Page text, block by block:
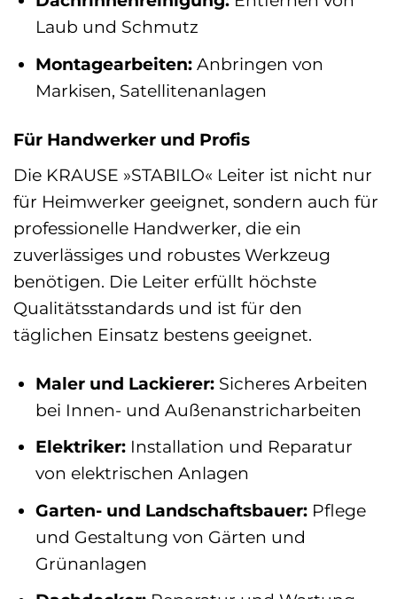
Laub und Schmutz
Montagearbeiten:Anbringen von
Markisen, Satellitenanlagen
Für Handwerker und Profis
Die KRAUSE »STABILO« Leiter ist nicht nur
für Heimwerker geeignet, sondern auch für
professionelle Handwerker, die ein
zuverlässiges und robustes Werkzeug
benötigen. Die Leiter erfüllt höchste
Qualitätsstandards und ist für den
täglichen Einsatz bestens geeignet.
Maler und Lackierer:Sicheres Arbeiten
bei Innen- und Außenanstricharbeiten
Elektriker:Installation und Reparatur
von elektrischen Anlagen
Garten- und Landschaftsbauer:Pflege
und Gestaltung von Gärten und
Grünanlagen